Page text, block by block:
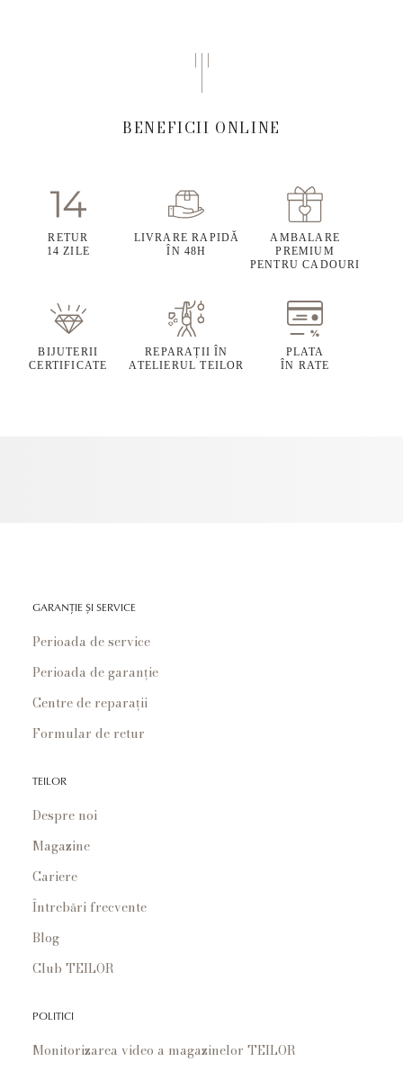
BENEFICII ONLINE
RETUR
14 ZILE
LIVRARE RAPIDĂ
ÎN 48H
AMBALARE
PREMIUM
PENTRU CADOURI
BIJUTERII
CERTIFICATE
REPARAȚII ÎN
ATELIERUL TEILOR
PLATA
ÎN RATE
GARANȚIE ȘI SERVICE
Perioada de service
Perioada de garanție
Centre de reparații
Formular de retur
TEILOR
Despre noi
Magazine
Cariere
Întrebări frecvente
Blog
Club TEILOR
POLITICI
Monitorizarea video a magazinelor TEILOR